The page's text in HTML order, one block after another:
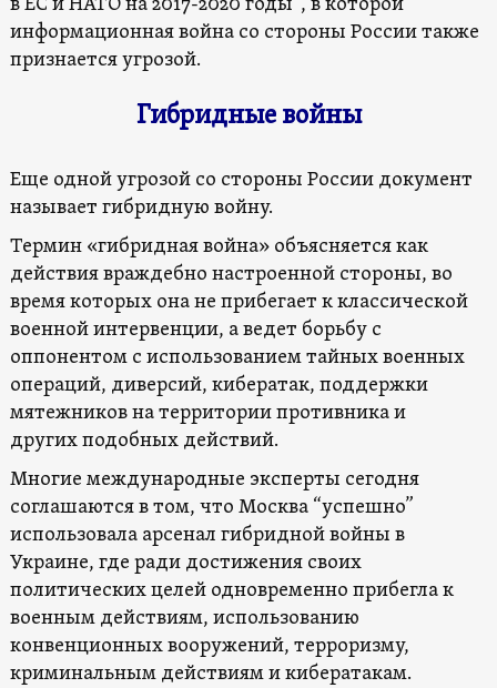
информационная война со стороны России также
признается угрозой.
Гибридные войны
Еще одной угрозой со стороны России документ
называет гибридную войну.
Термин «гибридная война» объясняется как
действия враждебно настроенной стороны, во
время которых она не прибегает к классической
военной интервенции, а ведет борьбу с
оппонентом с использованием тайных военных
операций, диверсий, кибератак, поддержки
мятежников на территории противника и
других подобных действий.
Многие международные эксперты сегодня
соглашаются в том, что Москва “успешно”
использовала арсенал гибридной войны в
Украине, где ради достижения своих
политических целей одновременно прибегла к
военным действиям, использованию
конвенционных вооружений, терроризму,
криминальным действиям и кибератакам.